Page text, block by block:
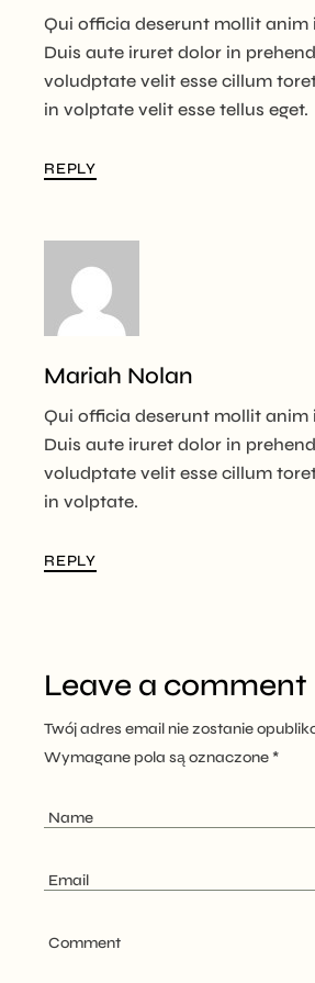
Qui officia deserunt mollit anim
Duis aute iruret dolor in
voludptate velit esse cillum
in volptate velit esse tellus eget.
REPLY
Mariah Nolan
Qui officia deserunt mollit anim
Duis aute iruret dolor in
voludptate velit esse cillum
in volptate.
REPLY
Leave a comment
Twój adres email nie zostanie
Wymagane pola są oznaczone *